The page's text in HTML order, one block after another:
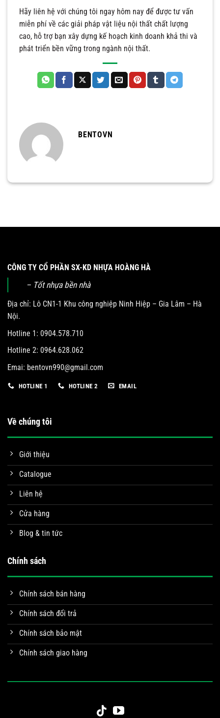
Hãy liên hệ với chúng tôi ngay hôm nay để được tư vấn
miễn phí về các giải pháp vật liệu nội thất chất lượng
cao, hỗ trợ bạn xây dựng kế hoạch kinh doanh khả thi và
phát triển bền vững trong ngành nội thất.
BENTOVN
CÔNG TY CỔ PHẦN SX-KD NHỰA HOÀNG HÀ
– Tốt nhựa bền nhà
Địa chỉ: Lô CN1-1 Khu công nghiệp Ninh Hiệp – Gia Lâm – Hà
Nội.
Hotline 1: 0904.578.710
Hotline 2: 0964.628.062
Emai: bentovn990@gmail.com
HOTLINE 1 HOTLINE 2 EMAIL
Về chúng tôi
Giới thiệu
Catalogue
Liên hệ
Cửa hàng
Blog & tin tức
Chính sách
Chính sách bán hàng
Chính sách đổi trả
Chính sách bảo mật
Chính sách giao hàng